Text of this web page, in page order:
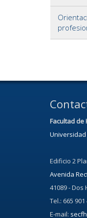
Facultad de
Edificio 2
Avenida
41089 - Dos
Tel.: 665 901
E-mail: